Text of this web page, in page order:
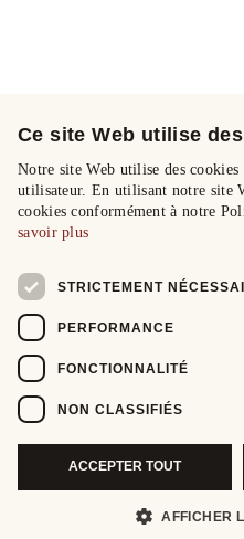
Ce site Web utilise
Notre site Web utilise des
utilisateur. En utilisant notre site
cookies conformément à notre
savoir plus
STRICTEMENT
PERFORMANCE
FONCTIONNALITÉ
NON CLASSIFIÉS
ACCEPTER TOUT
AFFICHER